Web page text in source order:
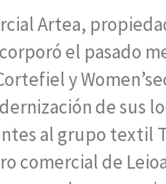
Artea,
el pasado
y
de sus
al grupo textil
comercial de